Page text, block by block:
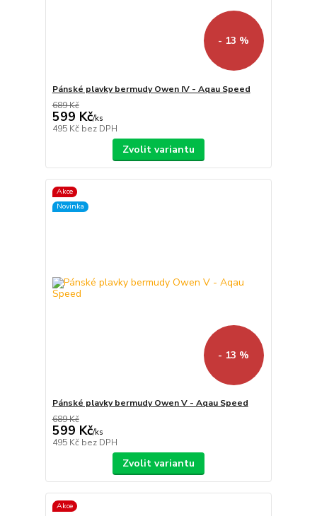
- 13 %
Pánské plavky bermudy Owen IV - Aqau Speed
689 Kč
599 Kč/ks
495 Kč bez DPH
Zvolit variantu
Akce
Novinka
- 13 %
Pánské plavky bermudy Owen V - Aqau Speed
689 Kč
599 Kč/ks
495 Kč bez DPH
Zvolit variantu
Akce